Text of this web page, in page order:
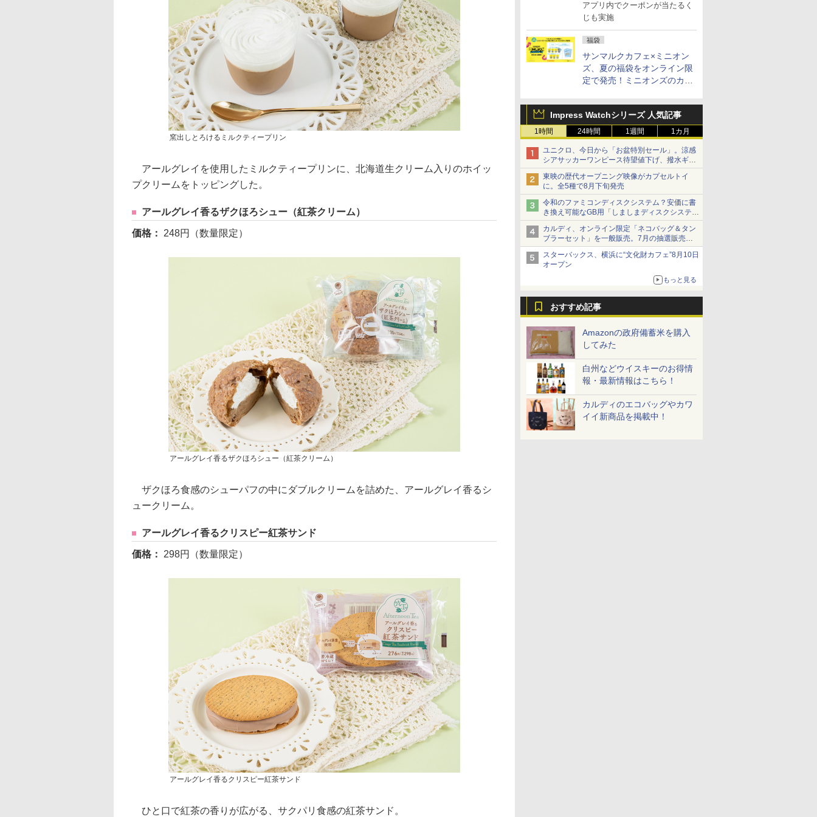
祭特別企画第4弾
アプリ内でクーポンが当たるく
じも実施
福袋
サンマルクカフェ×ミニオン
ズ、夏の福袋をオンライン限
定で発売！ミニオンズのカッ
付き
Impress Watchシリーズ 人気記事
1時間 24時間 1週間 1カ月
ユニクロ、今日から「お盆特別セール」。涼感
シアサッカーワンピース待望値下げ、撥水ギア
ショーツは1990円に
東映の歴代オープニング映像がカプセルトイ
に。全5種で8月下旬発売
令和のファミコンディスクシステム？安価に書
き換え可能なGB用「しましまディスクシステ
ム」
カルディ、オンライン限定「ネコバッグ＆タン
ブラーセット」を一般販売。7月の抽選販売の
当選無効分
スターバックス、横浜に“文化財カフェ”8月10日
オープン
もっと見る
おすすめ記事
Amazonの政府備蓄米を購入
してみた
白州などウイスキーのお得情
報・最新情報はこちら！
カルディのエコバッグやカワ
イイ新商品を掲載中！
窯出しとろけるミルクティープリン
アールグレイを使用したミルクティープリンに、北海道生クリーム入りのホイッ
プクリームをトッピングした。
アールグレイ香るザクほろシュー（紅茶クリーム）
価格： 248円（数量限定）
アールグレイ香るザクほろシュー（紅茶クリーム）
ザクほろ食感のシューパフの中にダブルクリームを詰めた、アールグレイ香るシ
ュークリーム。
アールグレイ香るクリスピー紅茶サンド
価格： 298円（数量限定）
アールグレイ香るクリスピー紅茶サンド
ひと口で紅茶の香りが広がる、サクパリ食感の紅茶サンド。